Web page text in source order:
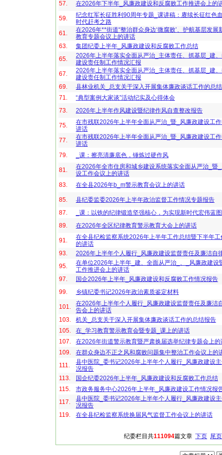
57. 在2026年下半年_风廉政建设和反腐败工作推进会上的
59.
纪念红军长征胜利90周年专题_课讲稿：赓续长征红色
时代赶考之路
61.
在2026年**街道“整治群众身边‘微腐败’、护航基层发展
教育专题会议上的讲话
63.
集团纪委上半年_风廉政建设和反腐败工作总结
65.
2026年上半年落实全面从严治_主体责任、抓基层_建
建设责任制工作情况汇报
67.
2026年上半年落实全面从严治_主体责任、抓基层_建
建设责任制工作情况汇报
69.
县林业机关_总支关于深入开展集体廉政谈话工作的总
71.
“典型案例大家谈”活动纪实及心得体会
73.
2026年上半年作风建设暨纪律作风自查整改报告
75.
在市残联2026年上半年全面从严治_暨_风廉政建设工
讲话
77.
在市残联2026年上半年全面从严治_暨_风廉政建设工
讲话
79.
_课：擦亮清廉底色，锤炼过硬作风
81.
在2026年全市住房和城乡建设系统落实全面从严治_暨
设工作会议上的讲话
83.
在全县2026年b_m警示教育会议上的讲话
85.
县纪委监委2026年上半年政治监督工作情况专题报告
87.
_课：以铁的纪律锻造坚强核心，为实现新时代宏伟蓝
89.
在2026年全区纪律教育警示教育大会上的讲话
91.
在全县纪检监察系统2026年上半年工作总结暨下半年
的讲话
93.
2026年上半年个人履行_风廉政建设监督责任及廉洁自
95.
在单位2026年上半年_建、全面从严治_、_风廉政建设
工作推进会上的讲话
97.
国企2026年上半年_风廉政建设和反腐败工作情况报告
99.
乡镇纪委书记2026年政治素质鉴定材料
101.
在2026年上半年个人履行_风廉政建设监督责任及廉洁
告会上的讲话
103.
机关_总支关于深入开展集体廉政谈话工作的总结报告
105.
在_学习教育警示教育会暨专题_课上的讲话
107.
在2026年街道警示教育暨严肃换届选举纪律专题会上的
109.
在群众身边不正之风和腐败问题集中整治工作会议上的
111.
县中医院_委书记2026年上半年个人履行_风廉政建设
况报告
113.
国企纪委2026年上半年_风廉政建设和反腐败工作总结
115.
市政务服务中心2026年上半年_风廉政建设工作情况报
117.
县中医院_委书记2026年上半年个人履行_风廉政建设
况报告
119.
在全县纪检监察系统换届风气监督工作会议上的讲话
纪委栏目共111094篇文章 下页 尾页